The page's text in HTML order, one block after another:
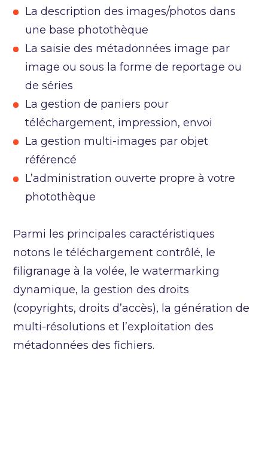
La description des images/photos dans
une base photothèque
La saisie des métadonnées image par
image ou sous la forme de reportage ou
de séries
La gestion de paniers pour
téléchargement, impression, envoi
La gestion multi-images par objet
référencé
L’administration ouverte propre à votre
photothèque
Parmi les principales caractéristiques
notons le téléchargement contrôlé, le
filigranage à la volée, le watermarking
dynamique, la gestion des droits
(copyrights, droits d’accès), la génération de
multi-résolutions et l’exploitation des
métadonnées des fichiers.